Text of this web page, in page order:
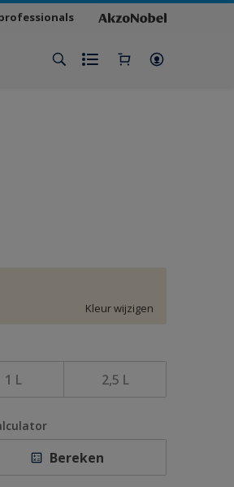
Kleur wijzigen
1 L 2,5 L
Bereken